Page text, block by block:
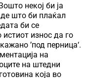
некој би ја
што би плаќал
би се
износ да го
’под перница‘.
на
на штедни
која во